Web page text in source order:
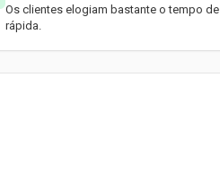
Os clientes elogiam bastante o tempo
rápida.